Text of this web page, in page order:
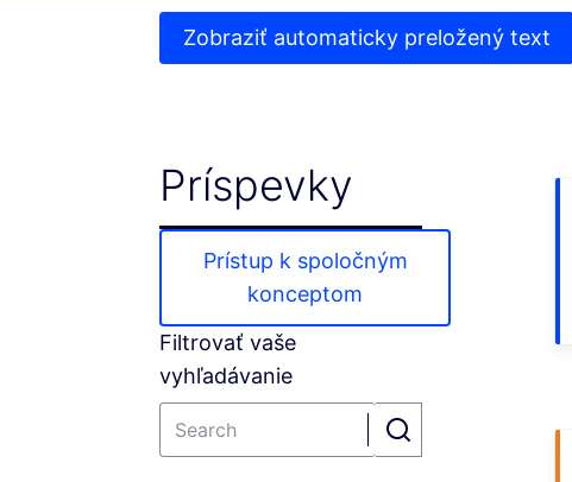
Zobraziť automaticky preložený text
Príspevky
Prístup k spoločným
konceptom
Filtrovať vaše
vyhľadávanie